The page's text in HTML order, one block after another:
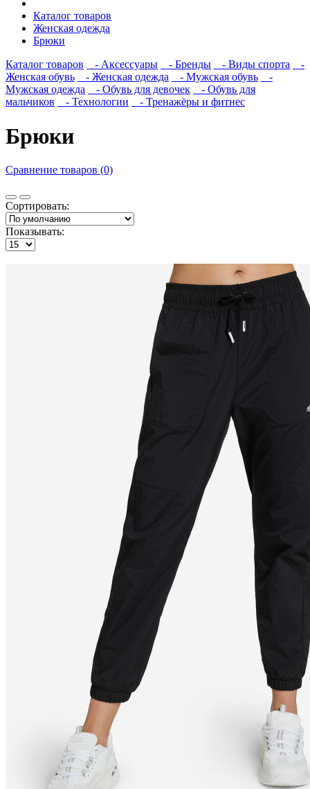
Каталог товаров
Женская одежда
Брюки
Каталог товаров
- Аксессуары - Бренды - Виды спорта
-
Женская обувь
- Женская одежда - Мужская обувь
-
Мужская одежда
- Обувь для девочек
- Обувь для
мальчиков
- Технологии - Тренажёры и фитнес
Брюки
Сравнение товаров (0)
Сортировать:
Показывать: